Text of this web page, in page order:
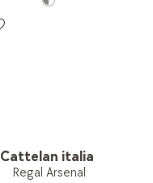
Cattelan italia
Regal Arsenal